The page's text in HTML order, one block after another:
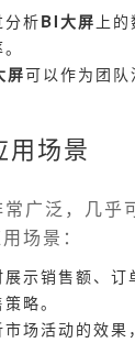
析BI大屏 上
屏可以作为团
用场景
广泛，几乎
场景：
示销售额、
略。
场活动的效